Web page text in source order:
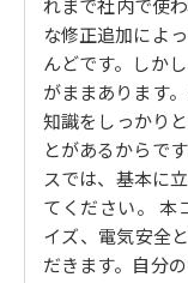
3. ノイズ（ノイ
ノイズとは（
とノイズ対策
シールド板に
対策 / バスラ
ールド線 / 発
4. 電気安全（電
生体と電気（
れまで社内で使
な修正追加によ
んどです。しか
がままあります
知識をしっかり
とがあるからで
スでは、基本に
てください。 本
イズ、電気安全
だきます。自分